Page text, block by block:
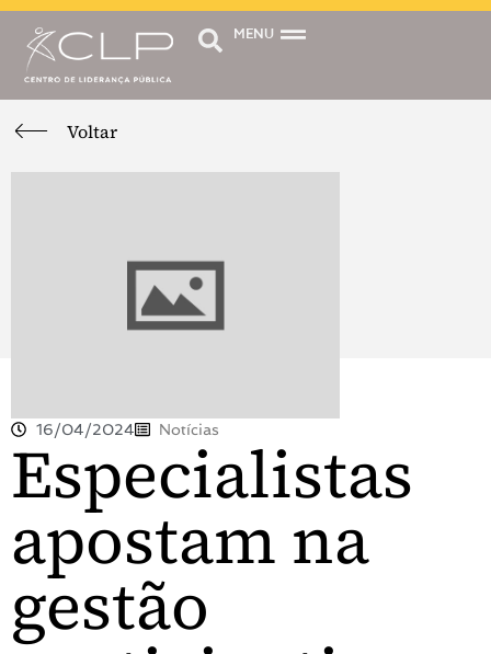
MENU
Voltar
16/04/2024 Notícias
Especialistas
apostam na
gestão